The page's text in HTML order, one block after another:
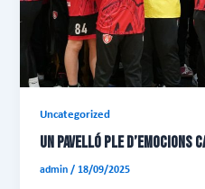
Uncategorized
UN PAVELLÓ PLE D’EMOCIONS
admin/18/09/2025